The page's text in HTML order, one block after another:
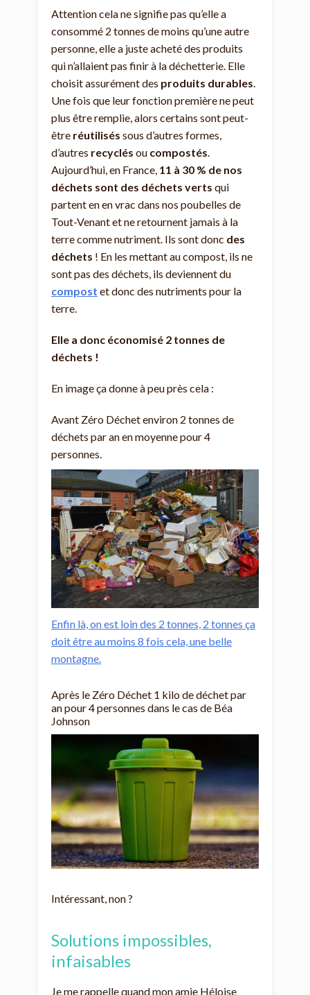
Attention cela ne signifie pas qu’elle a
consommé 2 tonnes de moins qu’une autre
personne, elle a juste acheté des produits
qui n’allaient pas finir à la déchetterie. Elle
choisit assurément des produits durables
Une fois que leur fonction première ne peut
plus être remplie, alors certains sont peut-
être réutilisés sous d’autres formes,
d’autres recyclés ou compostés
Aujourd’hui, en France, 11 à 30 % de nos
déchets sont des déchets verts qui
partent en en vrac dans nos poubelles de
Tout-Venant et ne retournent jamais à la
terre comme nutriment. Ils sont donc des
déchets ! En les mettant au compost, ils ne
sont pas des déchets, ils deviennent du
compost et donc des nutriments pour la
terre.
Elle a donc économisé 2 tonnes de
déchets !
En image ça donne à peu près cela :
Avant Zéro Déchet environ 2 tonnes de
déchets par an en moyenne pour 4
personnes.
Enfin là, on est loin des 2 tonnes, 2 tonnes ça
doit être au moins 8 fois cela, une belle
montagne.
Après le Zéro Déchet 1 kilo de déchet par
an pour 4 personnes dans le cas de Béa
Johnson
Intéressant, non ?
Solutions impossibles,
infaisables
Je me rappelle quand mon amie Héloise